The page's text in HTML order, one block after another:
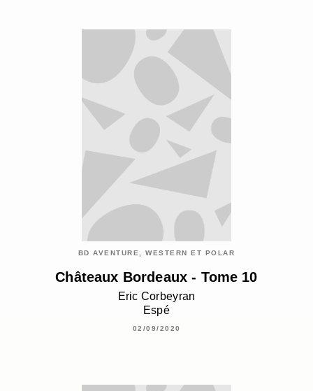
BD AVENTURE, WESTERN ET POLAR
Châteaux Bordeaux - Tome 10
Eric Corbeyran
Espé
02/09/2020